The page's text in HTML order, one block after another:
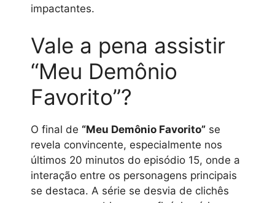
impactantes.
Vale a pena assistir
“Meu Demônio
Favorito”?
O final de “Meu Demônio Favorito” se
revela convincente, especialmente nos
últimos 20 minutos do episódio 15, onde a
interação entre os personagens principais
se destaca. A série se desvia de clichês